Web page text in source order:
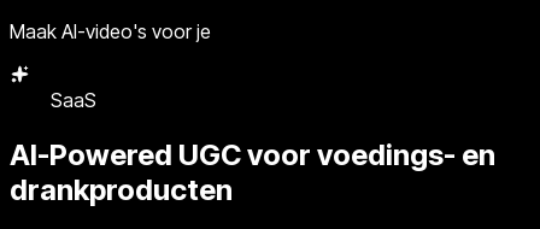
Maak AI-video's voor je
AI-Powered UGCvoor voedings- en
drankproducten